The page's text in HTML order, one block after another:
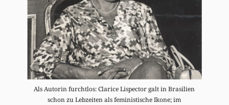
Als Autorin furchtlos: Clarice Lispector galt in Brasilien
schon zu Lebzeiten als feministische Ikone; im